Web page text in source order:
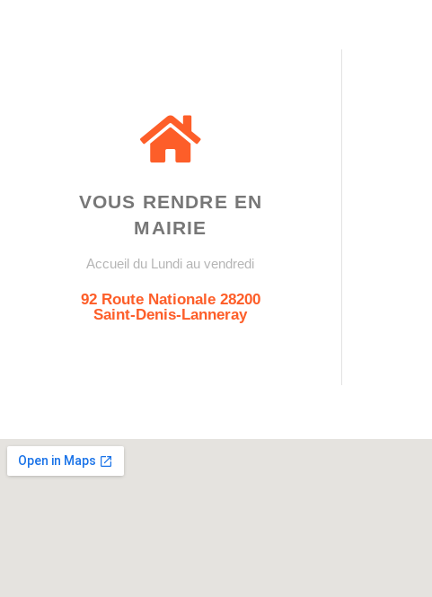
VOUS RENDRE EN
MAIRIE
Accueil du Lundi au vendredi
92 Route Nationale 28200
Saint-Denis-Lanneray